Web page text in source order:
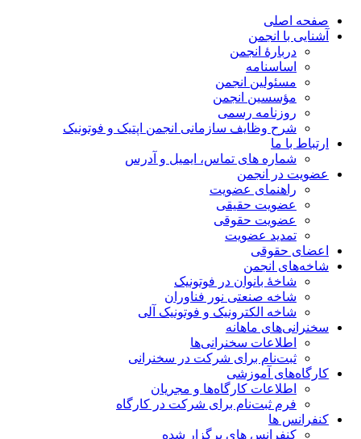
صفحه اصلی
آشنایی با انجمن
دربارۀ انجمن
اساسنامه
مسئولین انجمن
مؤسسین انجمن
روزنامه رسمی
شرح وظایف سازمانی انجمن اپتیک و فوتونیک
ارتباط با ما
شماره های تماس، ایمیل و آدرس
عضویت در انجمن
راهنمای عضویت
عضویت حقیقی
عضویت حقوقی
تمدید عضویت
اعضای حقوقی
شاخه‌های انجمن
شاخۀ بانوان در فوتونیک
شاخه صنعتی نور فناوران
شاخه‌ الکترونیک و فوتونیک آلی
سخنرانی‌های ماهانه
اطلاعات سخنرانی‌‌ها
ثبت‌نام برای شرکت در سخنرانی
کارگاه‌های آموزشی
اطلاعات کارگاه‌ها و مجریان
فرم ثبت‌نام برای شرکت در کارگاه
کنفرانس ها
کنفرانس های برگزار شده